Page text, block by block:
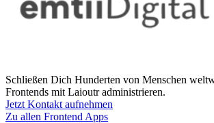
Schließen Dich Hunderten von Menschen
Frontends mit Laioutr administrieren.
Jetzt Kontakt aufnehmen
Zu allen Frontend Apps